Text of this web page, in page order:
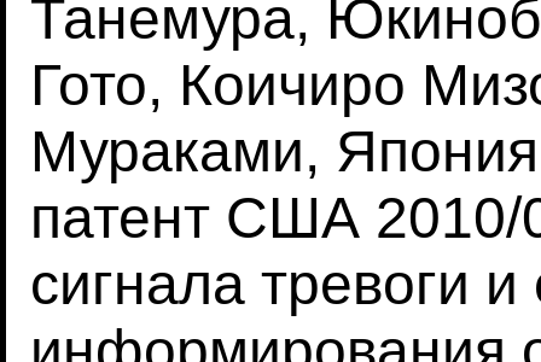
Танемура,
Гото, Коичиро
Мураками,
патент США 2010/
сигнала тревоги и